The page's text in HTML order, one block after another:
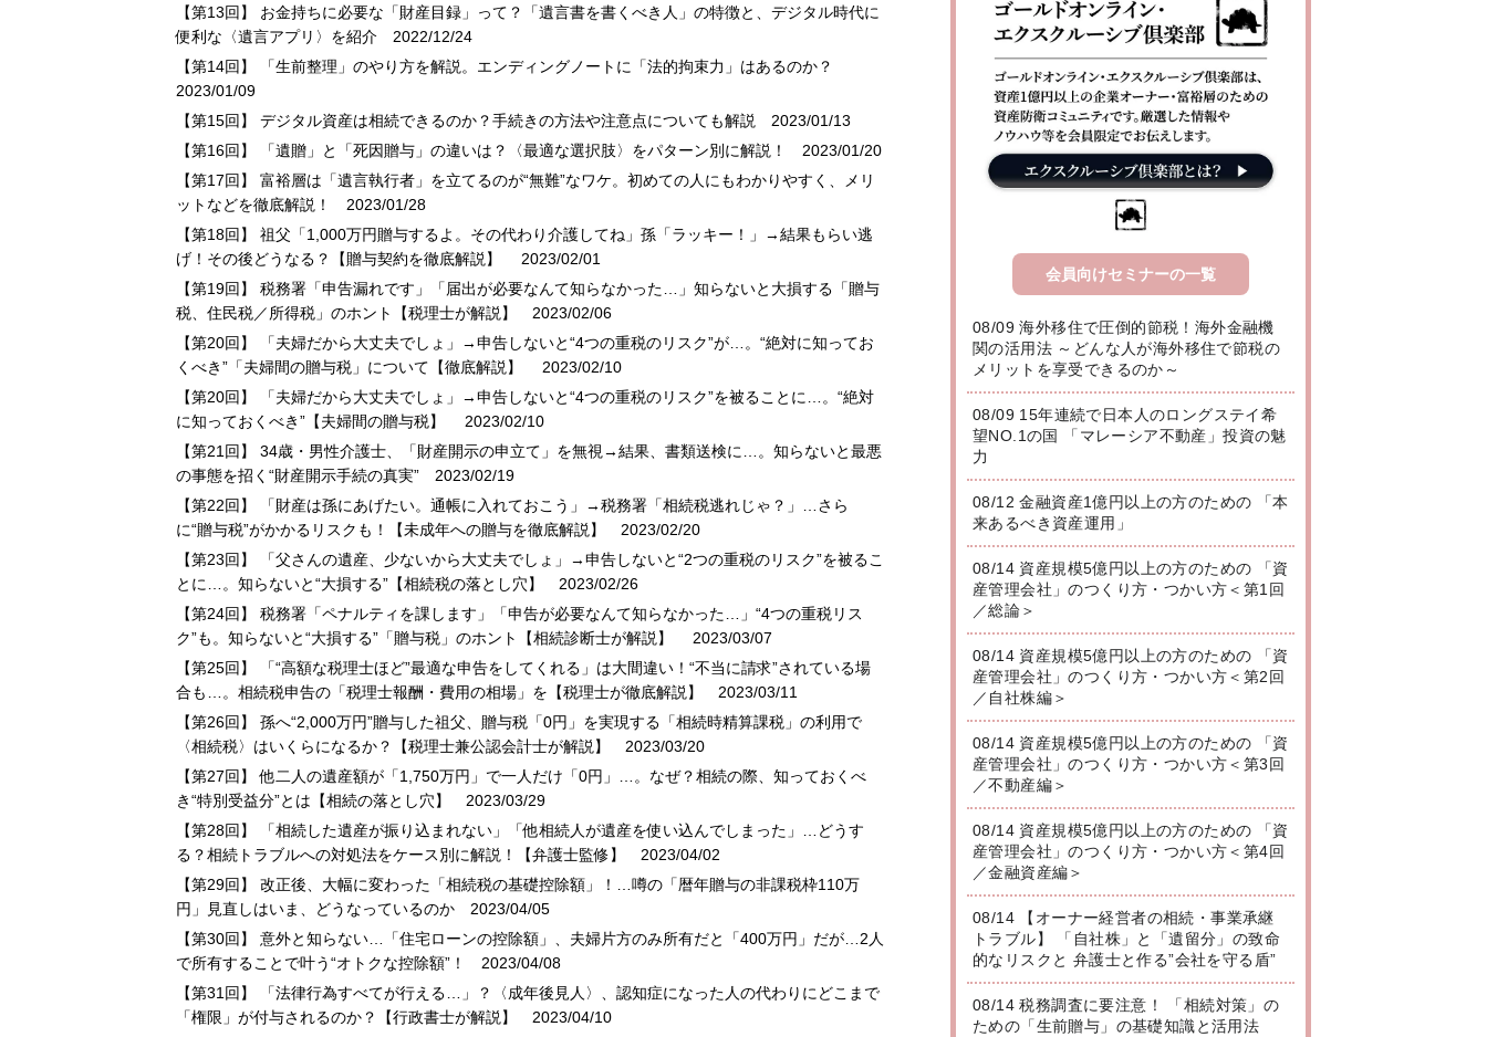
【第13回】 お金持ちに必要な「財産目録」って？「遺言書を書くべき人」の特徴と、デジタル時代に
便利な〈遺言アプリ〉を紹介 2022/12/24
【第14回】 「生前整理」のやり方を解説。エンディングノートに「法的拘束力」はあるのか？
2023/01/09
【第15回】 デジタル資産は相続できるのか？手続きの方法や注意点についても解説
2023/01/13
【第16回】 「遺贈」と「死因贈与」の違いは？〈最適な選択肢〉をパターン別に解説！
2023/01/20
【第17回】 富裕層は「遺言執行者」を立てるのが“無難”なワケ。初めての人にもわかりやすく、メリ
ットなどを徹底解説！
2023/01/28
【第18回】 祖父「1,000万円贈与するよ。その代わり介護してね」孫「ラッキー！」→結果もらい逃
げ！その後どうなる？【贈与契約を徹底解説】
2023/02/01
【第19回】 税務署「申告漏れです」「届出が必要なんて知らなかった…」知らないと大損する「贈与
税、住民税／所得税」のホント【税理士が解説】
2023/02/06
【第20回】 「夫婦だから大丈夫でしょ」→申告しないと“4つの重税のリスク”が…。“絶対に知ってお
くべき”「夫婦間の贈与税」について【徹底解説】
2023/02/10
【第20回】 「夫婦だから大丈夫でしょ」→申告しないと“4つの重税のリスク”を被ることに…。“絶対
に知っておくべき”【夫婦間の贈与税】
2023/02/10
【第21回】 34歳・男性介護士、「財産開示の申立て」を無視→結果、書類送検に…。知らないと最悪
の事態を招く“財産開示手続の真実” 2023/02/19
【第22回】 「財産は孫にあげたい。通帳に入れておこう」→税務署「相続税逃れじゃ？」…さら
に“贈与税”がかかるリスクも！【未成年への贈与を徹底解説】
2023/02/20
【第23回】 「父さんの遺産、少ないから大丈夫でしょ」→申告しないと“2つの重税のリスク”を被るこ
とに…。知らないと“大損する”【相続税の落とし穴】
2023/02/26
【第24回】 税務署「ペナルティを課します」「申告が必要なんて知らなかった…」“4つの重税リス
ク”も。知らないと“大損する”「贈与税」のホント【相続診断士が解説】
2023/03/07
【第25回】 「“高額な税理士ほど”最適な申告をしてくれる」は大間違い！“不当に請求”されている場
合も…。相続税申告の「税理士報酬・費用の相場」を【税理士が徹底解説】
2023/03/11
【第26回】 孫へ“2,000万円”贈与した祖父、贈与税「0円」を実現する「相続時精算課税」の利用で
〈相続税〉はいくらになるか？【税理士兼公認会計士が解説】
2023/03/20
【第27回】 他二人の遺産額が「1,750万円」で一人だけ「0円」…。なぜ？相続の際、知っておくべ
き“特別受益分”とは【相続の落とし穴】
2023/03/29
【第28回】 「相続した遺産が振り込まれない」「他相続人が遺産を使い込んでしまった」…どうす
る？相続トラブルへの対処法をケース別に解説！【弁護士監修】
2023/04/02
【第29回】 改正後、大幅に変わった「相続税の基礎控除額」！…噂の「暦年贈与の非課税枠110万
円」見直しはいま、どうなっているのか 2023/04/05
【第30回】 意外と知らない…「住宅ローンの控除額」、夫婦片方のみ所有だと「400万円」だが…2人
で所有することで叶う“オトクな控除額”！
2023/04/08
【第31回】 「法律行為すべてが行える…」？〈成年後見人〉、認知症になった人の代わりにどこまで
「権限」が付与されるのか？【行政書士が解説】
2023/04/10
会員向けセミナーの一覧
08/09 海外移住で圧倒的節税！海外金融機
関の活用法 ～どんな人が海外移住で節税の
メリットを享受できるのか～
08/09 15年連続で日本人のロングステイ希
望NO.1の国 「マレーシア不動産」投資の魅
力
08/12 金融資産1億円以上の方のための 「本
来あるべき資産運用」
08/14 資産規模5億円以上の方のための 「資
産管理会社」のつくり方・つかい方＜第1回
／総論＞
08/14 資産規模5億円以上の方のための 「資
産管理会社」のつくり方・つかい方＜第2回
／自社株編＞
08/14 資産規模5億円以上の方のための 「資
産管理会社」のつくり方・つかい方＜第3回
／不動産編＞
08/14 資産規模5億円以上の方のための 「資
産管理会社」のつくり方・つかい方＜第4回
／金融資産編＞
08/14 【オーナー経営者の相続・事業承継
トラブル】 「自社株」と「遺留分」の致命
的なリスクと 弁護士と作る”会社を守る盾”
08/14 税務調査に要注意！ 「相続対策」の
ための「生前贈与」の基礎知識と活用法